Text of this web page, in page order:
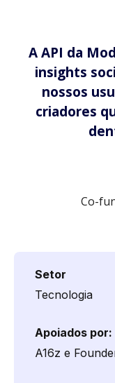
A API da
insights
nossos
criadores
Co-
Setor
Tecnologia
Apoiados por:
A16z e